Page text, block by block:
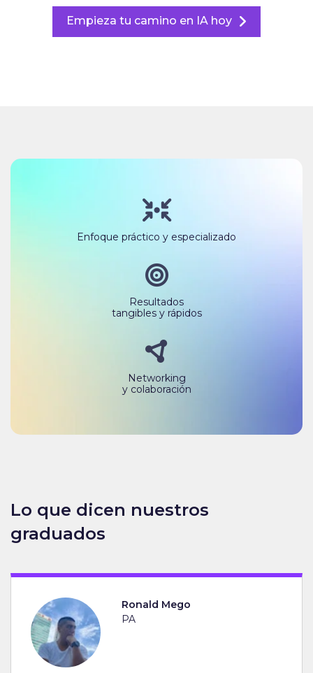
Empieza tu camino en IA hoy
Enfoque práctico y especializado
Resultados
tangibles y rápidos
Networking
y colaboración
Lo que dicen nuestros
graduados
Ronald Mego
PA